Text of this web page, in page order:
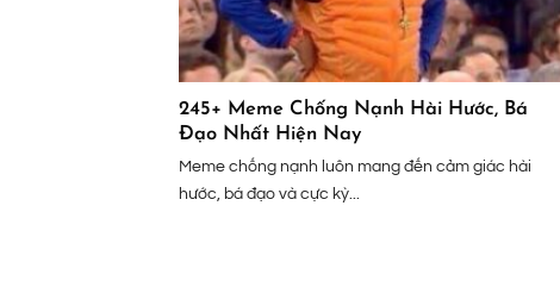
245+ Meme Chống Nạnh Hài Hước, Bá
Đạo Nhất Hiện Nay
Meme chống nạnh luôn mang đến cảm giác hài
hước, bá đạo và cực kỳ...